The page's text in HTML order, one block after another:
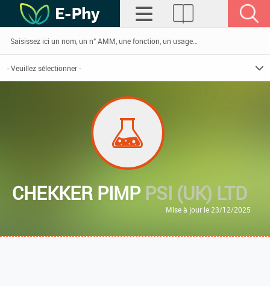
CHEKKER PIMPPSI (UK) LTD
Mise à jour le 23/12/2025